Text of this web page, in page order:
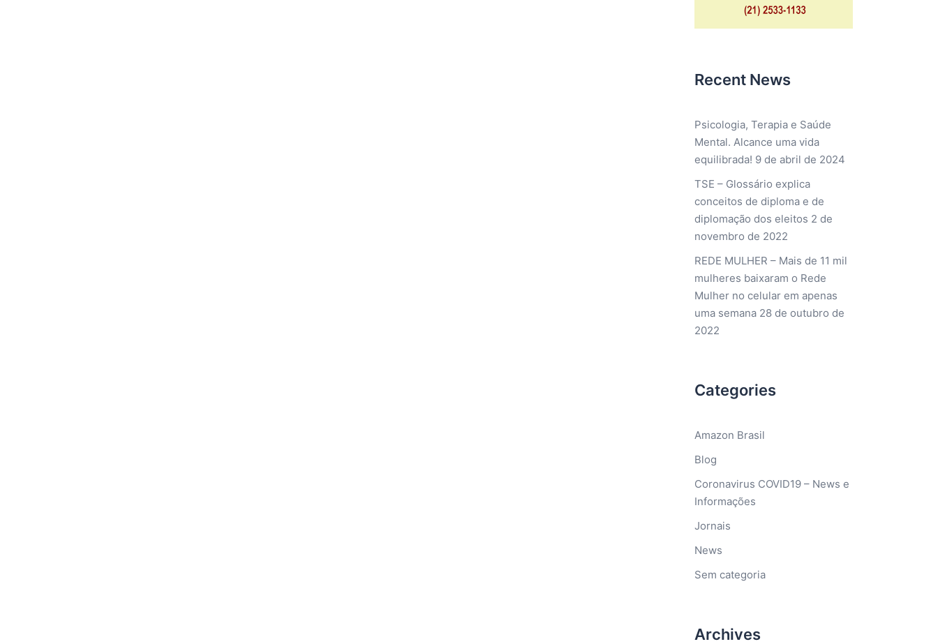
Recent News
Psicologia, Terapia e Saúde
Mental. Alcance uma vida
equilibrada! 9 de abril de 2024
TSE – Glossário explica
conceitos de diploma e de
diplomação dos eleitos 2 de
novembro de 2022
REDE MULHER – Mais de 11 mil
mulheres baixaram o Rede
Mulher no celular em apenas
uma semana 28 de outubro de
2022
Categories
Amazon Brasil
Blog
Coronavirus COVID19 – News e
Informações
Jornais
News
Sem categoria
Archives